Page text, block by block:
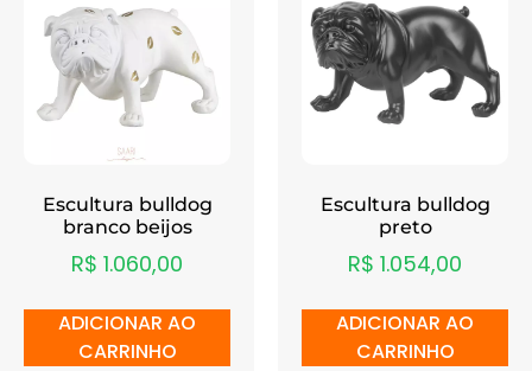
Escultura bulldog
branco beijos
R$ 1.060,00
ADICIONAR AO
CARRINHO
Escultura bulldog
preto
R$ 1.054,00
ADICIONAR AO
CARRINHO